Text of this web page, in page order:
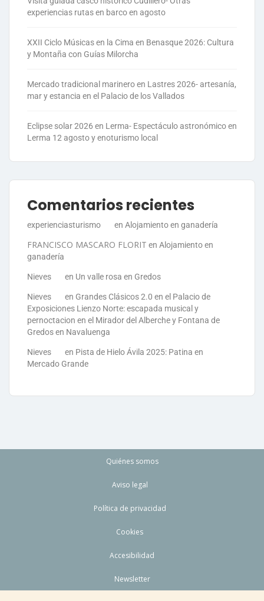
experiencias rutas en barco en agosto
XXII Ciclo Músicas en la Cima en Benasque 2026: Cultura
y Montaña con Guías Milorcha
Mercado tradicional marinero en Lastres 2026- artesanía,
mar y estancia en el Palacio de los Vallados
Eclipse solar 2026 en Lerma- Espectáculo astronómico en
Lerma 12 agosto y enoturismo local
Comentarios recientes
experienciasturismo en Alojamiento en ganadería
FRANCISCO MASCARO FLORIT en Alojamiento en
ganadería
Nieves en Un valle rosa en Gredos
Nieves en Grandes Clásicos 2.0 en el Palacio de
Exposiciones Lienzo Norte: escapada musical y
pernoctacion en el Mirador del Alberche y Fontana de
Gredos en Navaluenga
Nieves en Pista de Hielo Ávila 2025: Patina en
Mercado Grande
Quiénes somos
Aviso legal
Política de privacidad
Cookies
Accesibilidad
Newsletter